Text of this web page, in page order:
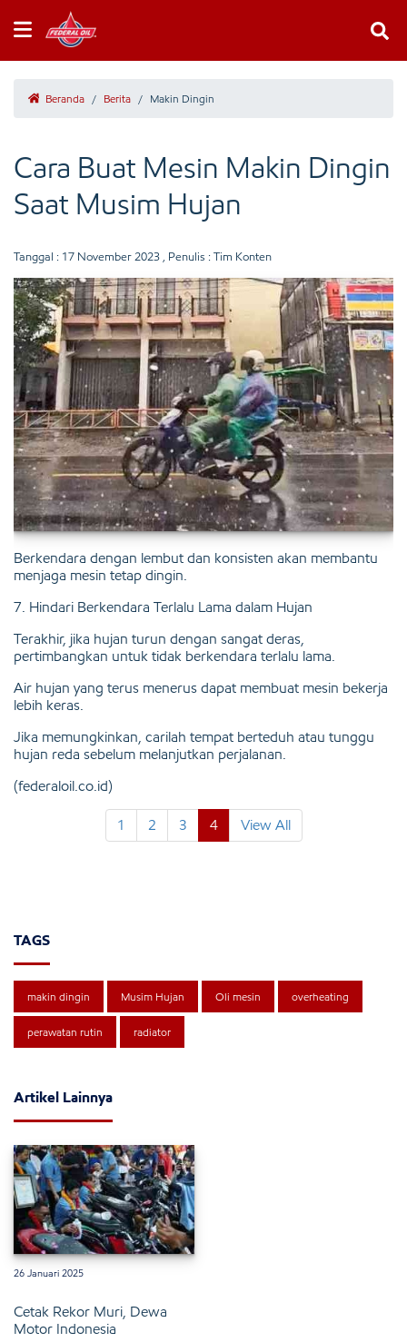
Beranda / Berita / Makin Dingin
Cara Buat Mesin Makin Dingin
Saat Musim Hujan
Tanggal : 17 November 2023 , Penulis : Tim Konten
Berkendara dengan lembut dan konsisten akan membantu
menjaga mesin tetap dingin.
7. Hindari Berkendara Terlalu Lama dalam Hujan
Terakhir, jika hujan turun dengan sangat deras,
pertimbangkan untuk tidak berkendara terlalu lama.
Air hujan yang terus menerus dapat membuat mesin bekerja
lebih keras.
Jika memungkinkan, carilah tempat berteduh atau tunggu
hujan reda sebelum melanjutkan perjalanan.
(federaloil.co.id)
1 2 3 4 View All
TAGS
makin dingin Musim Hujan Oli mesin overheating
perawatan rutin radiator
Artikel Lainnya
26 Januari 2025
Cetak Rekor Muri, Dewa
Motor Indonesia